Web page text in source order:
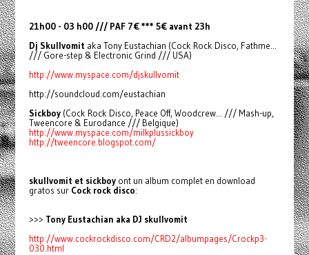
21h00 - 03 h00 /// PAF 7€ *** 5€ avant 23h
Dj Skullvomit aka Tony Eustachian (Cock Rock Disco, Fathme...
/// Gore-step & Electronic Grind /// USA)
http://www.myspace.com/djskullvomit
http://soundcloud.com/eustachian
Sickboy(Cock Rock Disco, Peace Off, Woodcrew... /// Mash-up,
Tweencore & Eurodance /// Belgique)
http://www.myspace.com/milkplussickboy
http://tweencore.blogspot.com/
skullvomit et sickboyont un album complet en download
gratos sur Cock rock disco:
>>> Tony Eustachian aka DJ skullvomit
http://www.cockrockdisco.com/CRD2/albumpages/Crockp3-
030.html